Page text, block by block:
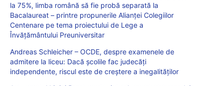
la 75%, limba română să fie probă separată la
Bacalaureat – printre propunerile Alianței Colegiilor
Centenare pe tema proiectului de Lege a
Învățământului Preuniversitar
Andreas Schleicher – OCDE, despre examenele de
admitere la liceu: Dacă școlile fac judecăți
independente, riscul este de creștere a inegalităților